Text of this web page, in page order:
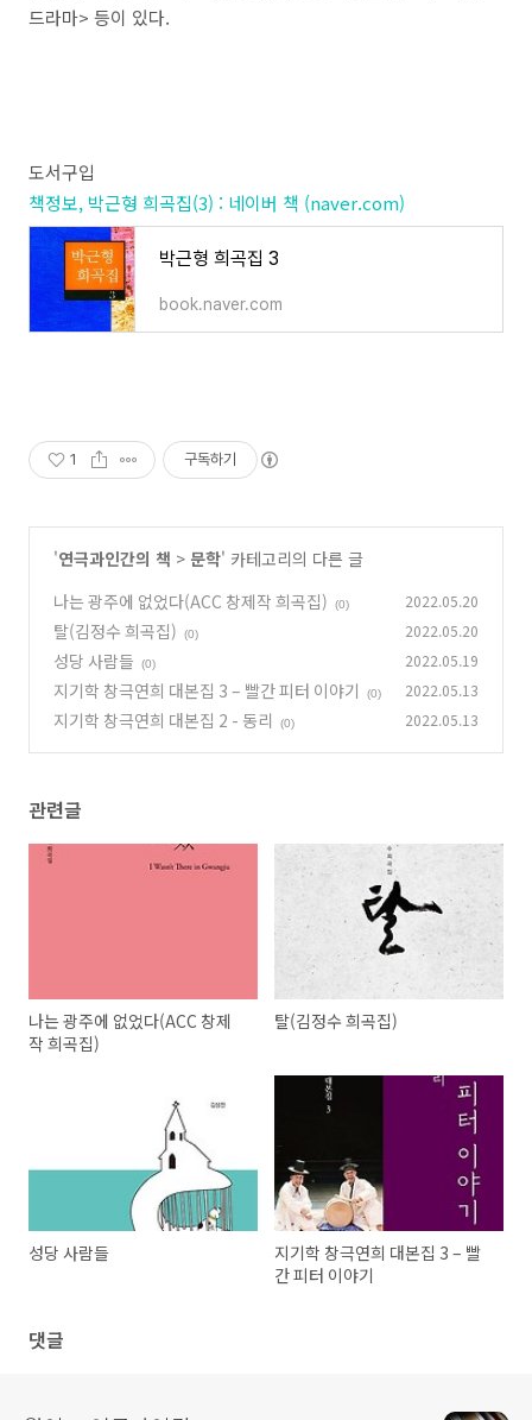
드라마> 등이 있다.
도서구입
책정보, 박근형 희곡집(3) : 네이버 책 (naver.com)
박근형 희곡집 3
book.naver.com
1 구독하기
'연극과인간의 책 > 문학' 카테고리의 다른 글
나는 광주에 없었다(ACC 창제작 희곡집)
(0) 2022.05.20
탈(김정수 희곡집) (0) 2022.05.20
성당 사람들 (0) 2022.05.19
지기학 창극연희 대본집 3 – 빨간 피터 이야기 (0) 2022.05.13
지기학 창극연희 대본집 2 - 동리 (0) 2022.05.13
관련글
나는 광주에 없었다(ACC 창제
작 희곡집)
탈(김정수 희곡집)
성당 사람들
지기학 창극연희 대본집 3 – 빨
간 피터 이야기
댓글